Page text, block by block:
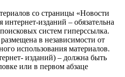
со страницы «Новости
изданий – обязательна
систем гиперссылка.
в независимости от
использования материалов.
изданий) – должна быть
или в первом абзаце